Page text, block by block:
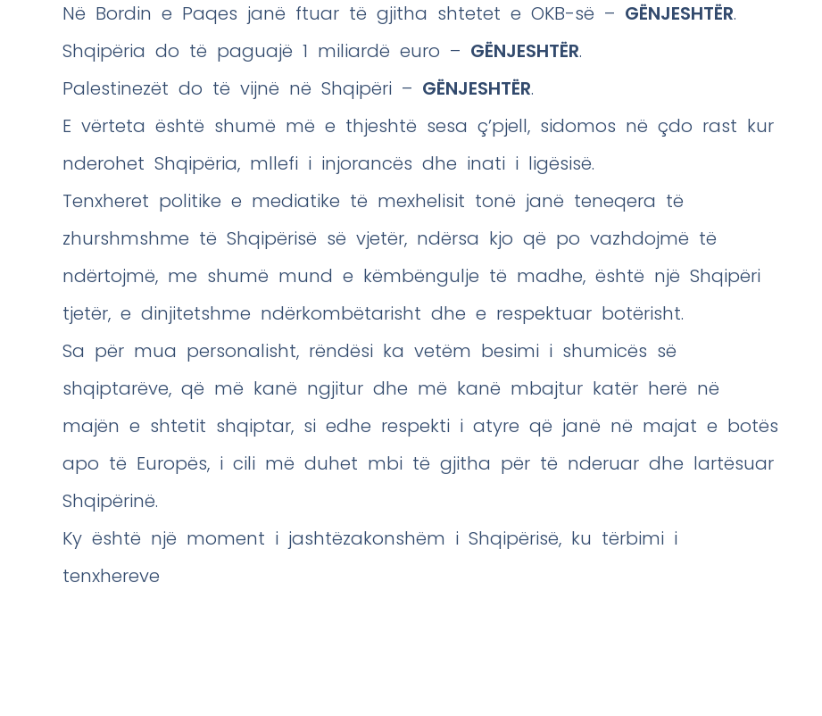
Në Bordin e Paqes janë ftuar të gjitha shtetet e OKB-së – GËNJESHTËR.
Shqipëria do të paguajë 1 miliardë euro – GËNJESHTËR.
Palestinezët do të vijnë në Shqipëri – GËNJESHTËR.
E vërteta është shumë më e thjeshtë sesa ç’pjell, sidomos në çdo rast kur
nderohet Shqipëria, mllefi i injorancës dhe inati i ligësisë.
Tenxheret politike e mediatike të mexhelisit tonë janë teneqera të
zhurshmshme të Shqipërisë së vjetër, ndërsa kjo që po vazhdojmë të
ndërtojmë, me shumë mund e këmbëngulje të madhe, është një Shqipëri
tjetër, e dinjitetshme ndërkombëtarisht dhe e respektuar botërisht.
Sa për mua personalisht, rëndësi ka vetëm besimi i shumicës së
shqiptarëve, që më kanë ngjitur dhe më kanë mbajtur katër herë në
majën e shtetit shqiptar, si edhe respekti i atyre që janë në majat e botës
apo të Europës, i cili më duhet mbi të gjitha për të nderuar dhe lartësuar
Shqipërinë.
Ky është një moment i jashtëzakonshëm i Shqipërisë, ku tërbimi i
tenxhereve